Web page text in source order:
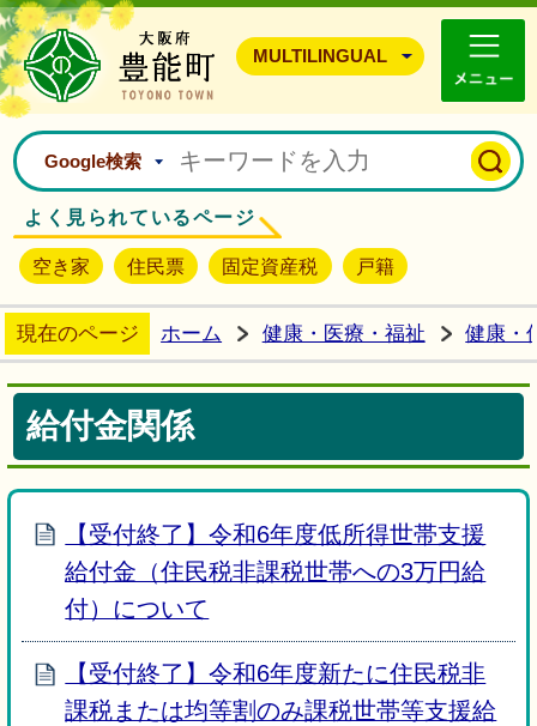
豊能町ホームページ
MULTILINGUAL
Google検索
よく見られているページ
空き家 住民票 固定資産税 戸籍
現在のページ ホーム 健康・医療・福祉 健康・
給付金関係
【受付終了】令和6年度低所得世帯支援
給付金（住民税非課税世帯への3万円給
付）について
【受付終了】令和6年度新たに住民税非
課税または均等割のみ課税世帯等支援給